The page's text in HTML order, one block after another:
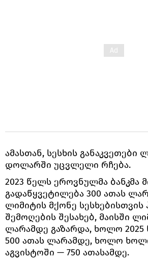
ამასთან, სესხის განაკვეთები
დოლარში უცვლელი რჩება.
2023 წელს ეროვნულმა ბანკმა
გადაწყვეტილება 300 ათას
ლიმიტის მქონე სესხებისთვის
შემოღების შესახებ, მაისში
ლარამდე გაზარდა, ხოლო 2025
500 ათას ლარამდე, ხოლო
აგვისტოში — 750 ათასამდე.